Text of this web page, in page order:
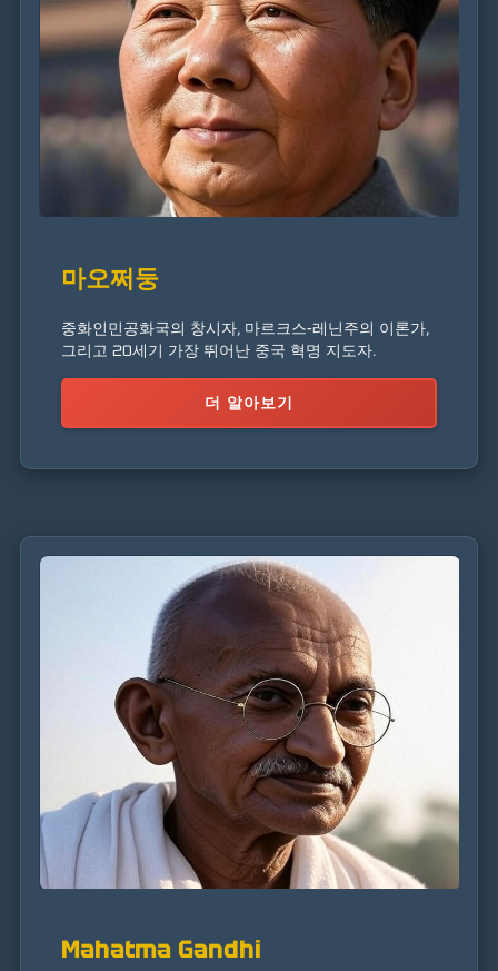
마오쩌둥
중화인민공화국의 창시자, 마르크스-레닌주의 이론가,
그리고 20세기 가장 뛰어난 중국 혁명 지도자.
더 알아보기
Mahatma Gandhi